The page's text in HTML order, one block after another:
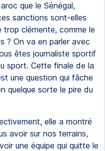
que le Sénégal,
sanctions sont-elles
clémente, comme le
? On va en parler avec
êtes journaliste sportif
sport. Cette finale de la
une question qui fâche
quelque sorte le pire du
elle a montré
avoir sur nos terrains,
une équipe qui quitte le